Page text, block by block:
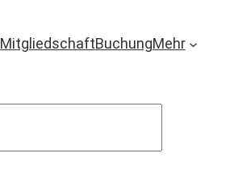
MitgliedschaftBuchungMehr